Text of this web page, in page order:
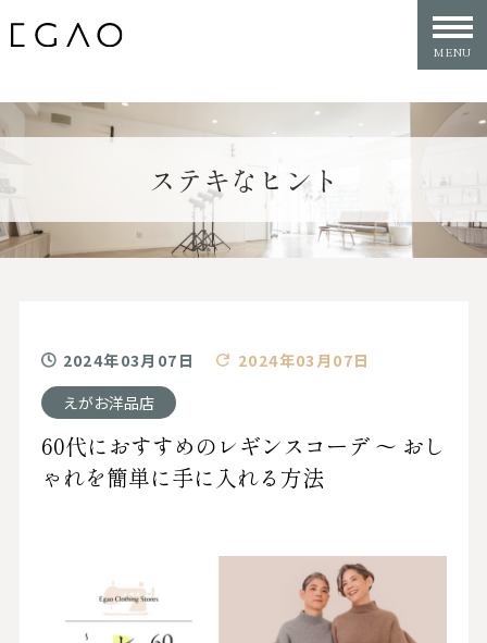
ステキなヒント
2024年03月07日
2024年03月07日
えがお洋品店
60代におすすめのレギンスコーデ 〜 おし
ゃれを簡単に手に入れる方法